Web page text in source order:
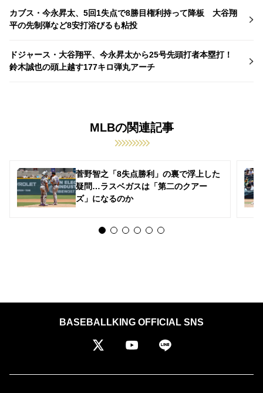
カブス・今永昇太、5回1失点で8勝目権利持って降板 大谷翔
平の先制弾など8安打浴びるも粘投
ドジャース・大谷翔平、今永昇太から25号先頭打者本塁打！
鈴木誠也の頭上越す177キロ弾丸アーチ
MLBの関連記事
菅野智之「8失点勝利」の裏で浮上した
疑問…ラスベガスは「第二のクアー
ズ」になるのか
BASEBALLKING OFFICIAL SNS